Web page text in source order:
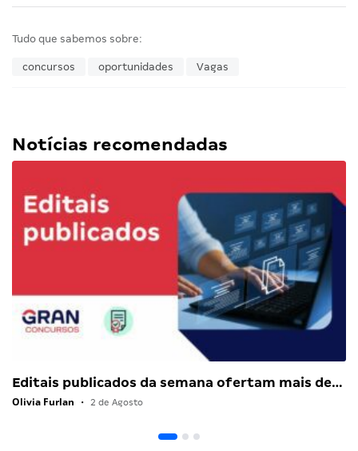
Tudo que sabemos sobre:
concursos oportunidades Vagas
Notícias recomendadas
Editais publicados da semana ofertam mais de…
Olivia Furlan • 2 de Agosto